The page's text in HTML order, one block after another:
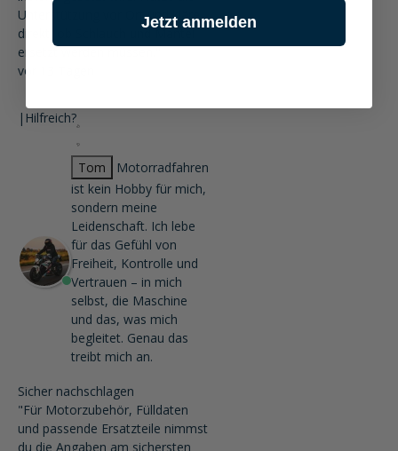
Unterstützung vor Ort und kläre
direkt, ob Schlauch und Mantel
ersetzt werden müssen."
vor 13 Tagen
| Hilfreich?
Tom
Motorradfahren
ist kein Hobby für mich,
sondern meine
Leidenschaft. Ich lebe
für das Gefühl von
Freiheit, Kontrolle und
Vertrauen – in mich
selbst, die Maschine
und das, was mich
begleitet. Genau das
treibt mich an.
Sicher nachschlagen
"Für Motorzubehör, Fülldaten
und passende Ersatzteile nimmst
du die Angaben am sichersten
Jetzt anmelden